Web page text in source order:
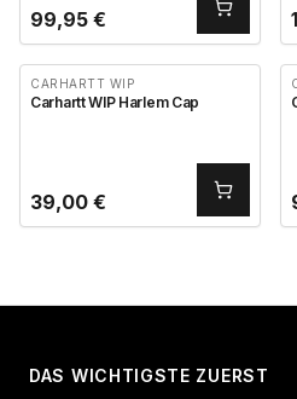
99,95 €
CARHARTT WIP
Carhartt WIP Harlem Cap
39,00 €
DAS WICHTIGSTE ZUERST